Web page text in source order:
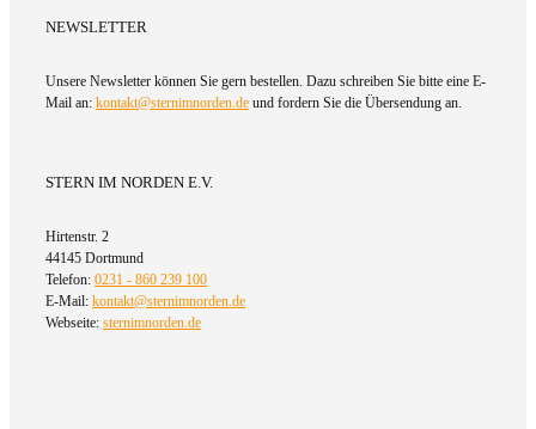
NEWSLETTER
Unsere Newsletter können Sie gern bestellen. Dazu schreiben Sie bitte eine E-
Mail an: kontakt@sternimnorden.de und fordern Sie die Übersendung an.
STERN IM NORDEN E.V.
Hirtenstr. 2
44145 Dortmund
Telefon: 0231 - 860 239 100
E-Mail: kontakt@sternimnorden.de
Webseite: sternimnorden.de